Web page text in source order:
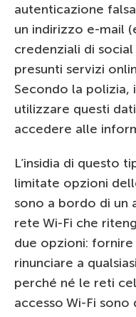
autenticazione
un indirizzo e-mail
credenziali di
presunti servizi
Secondo la polizia,
utilizzare questi
accedere alle
L’insidia di questo
limitate opzioni
sono a bordo di un
rete Wi-Fi che
due opzioni:
rinunciare a
perché né le reti
accesso Wi-Fi